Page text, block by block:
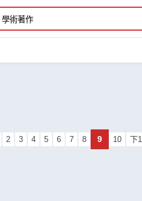
2 3 4 5 6 7 8 9 10 下